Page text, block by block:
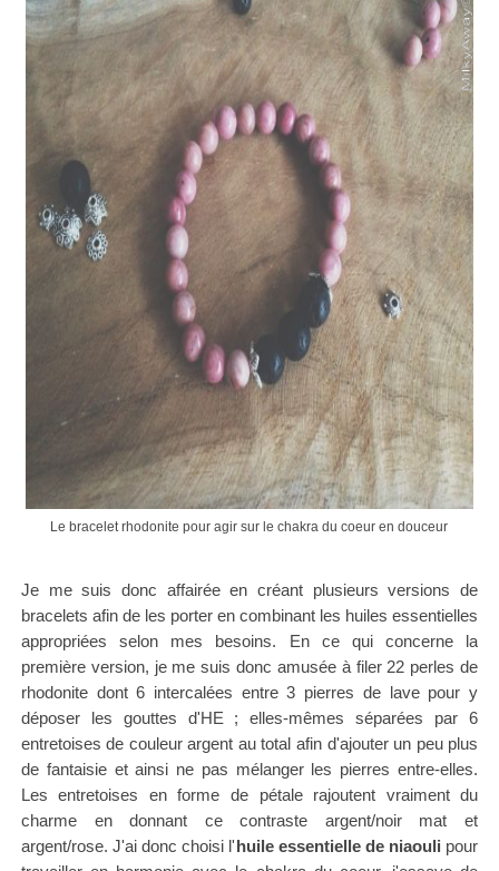
Le bracelet rhodonite pour agir sur le chakra du coeur en douceur
Je me suis donc affairée en créant plusieurs versions de
bracelets afin de les porter en combinant les huiles essentielles
appropriéesselon mes besoins. En ce qui concerne la
première version, je me suis donc amusée à filer 22 perles de
rhodonite dont 6 intercalées entre 3 pierres de lave pour y
déposer les gouttes d'HE ; elles-mêmes séparées par 6
entretoises de couleur argent au total afin d'ajouter un peu plus
de fantaisie et ainsi ne pas mélanger les pierres entre-elles.
Les entretoises en forme de pétale rajoutent vraiment du
charme en donnant ce contraste argent/noir mat et
argent/rose. J'ai donc choisi l'huile essentielle de niaouli pour